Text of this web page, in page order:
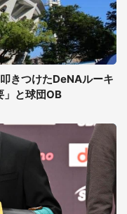
きつけたDeNAルーキ
」と球団OB